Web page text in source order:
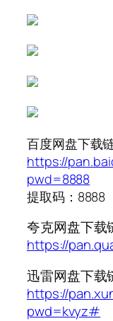
百度网盘下载
https://
pwd=8888
提取码：8888
夸克网盘下载
https://
迅雷网盘下载
https://
pwd=kvyz#